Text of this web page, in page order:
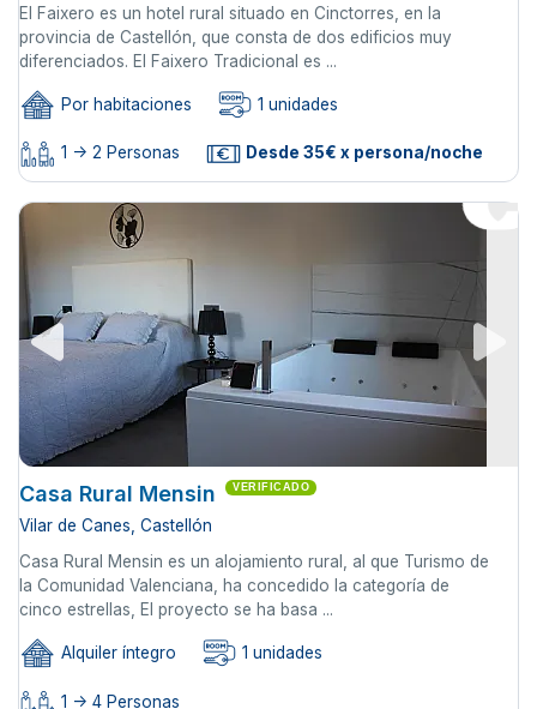
El Faixero es un hotel rural situado en Cinctorres, en la
provincia de Castellón, que consta de dos edificios muy
diferenciados. El Faixero Tradicional es ...
Por habitaciones 1 unidades
1 -> 2 Personas Desde 35€ x persona/noche
Casa Rural Mensin VERIFICADO
Vilar de Canes, Castellón
Casa Rural Mensin es un alojamiento rural, al que Turismo de
la Comunidad Valenciana, ha concedido la categoría de
cinco estrellas, El proyecto se ha basa ...
Alquiler íntegro 1 unidades
1 -> 4 Personas